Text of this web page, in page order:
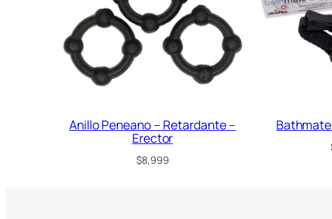
Anillo Peneano – Retardante –
Erector
$8,999